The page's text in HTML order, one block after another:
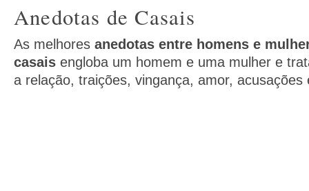
Anedotas de Casais
As melhores anedotas entre homens e
casais engloba um homem e uma mulher e
a relação, traições, vingança, amor, acusações